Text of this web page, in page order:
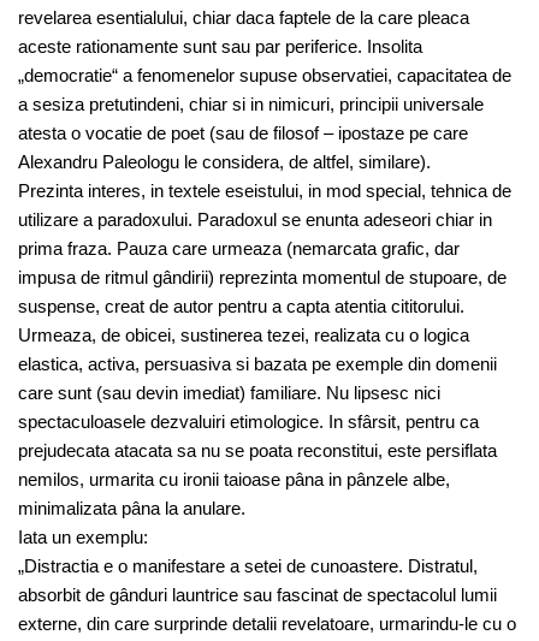
revelarea esentialului, chiar daca faptele de la care pleaca
aceste rationamente sunt sau par periferice. Insolita
„democratie“ a fenomenelor supuse observatiei, capacitatea de
a sesiza pretutindeni, chiar si in nimicuri, principii universale
atesta o vocatie de poet (sau de filosof – ipostaze pe care
Alexandru Paleologu le considera, de altfel, similare).
Prezinta interes, in textele eseistului, in mod special, tehnica de
utilizare a paradoxului. Paradoxul se enunta adeseori chiar in
prima fraza. Pauza care urmeaza (nemarcata grafic, dar
impusa de ritmul gândirii) reprezinta momentul de stupoare, de
suspense, creat de autor pentru a capta atentia cititorului.
Urmeaza, de obicei, sustinerea tezei, realizata cu o logica
elastica, activa, persuasiva si bazata pe exemple din domenii
care sunt (sau devin imediat) familiare. Nu lipsesc nici
spectaculoasele dezvaluiri etimologice. In sfârsit, pentru ca
prejudecata atacata sa nu se poata reconstitui, este persiflata
nemilos, urmarita cu ironii taioase pâna in pânzele albe,
minimalizata pâna la anulare.
Iata un exemplu:
„Distractia e o manifestare a setei de cunoastere. Distratul,
absorbit de gânduri launtrice sau fascinat de spectacolul lumii
externe, din care surprinde detalii revelatoare, urmarindu-le cu o